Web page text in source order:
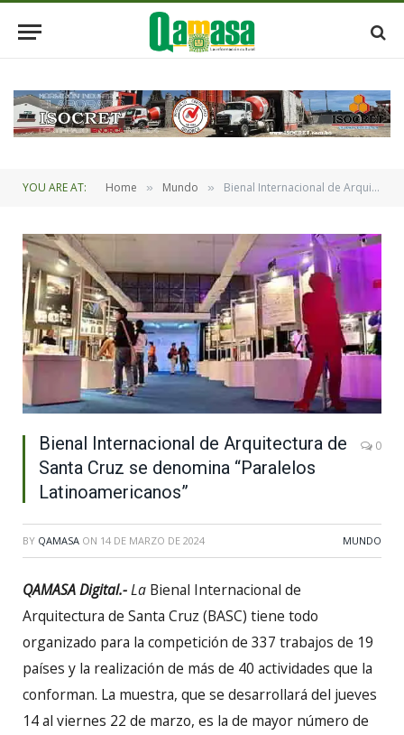
YOU ARE AT: Home » Mundo » Bienal Internacional de Arquitectura de Santa Cruz se denomina “Paralelos Latinoamericanos”
Bienal Internacional de Arquitectura de
Santa Cruz se denomina “Paralelos
Latinoamericanos”
0
BY QAMASA ON 14 DE MARZO DE 2024 MUNDO
QAMASA Digital.-La Bienal Internacional de
Arquitectura de Santa Cruz (BASC) tiene todo
organizado para la competición de 337 trabajos de 19
países y la realización de más de 40 actividades que la
conforman. La muestra, que se desarrollará del jueves
14 al viernes 22 de marzo, es la de mayor número de